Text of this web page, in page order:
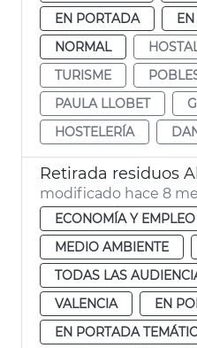
EN PORTADA
NORMAL
TURISME
PAULA LLOBET
HOSTELERÍA
modificado hace 8
ECONOMÍA Y EMPLEO
MEDIO AMBIENTE
TODAS LAS
VALENCIA
EN
EN PORTADA